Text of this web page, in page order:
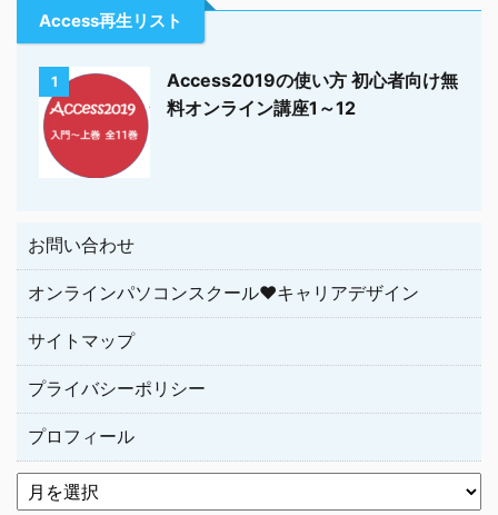
Access再生リスト
1
Access2019の使い方 初心者向け無
料オンライン講座1～12
お問い合わせ
オンラインパソコンスクール♥キャリアデザイン
サイトマップ
プライバシーポリシー
プロフィール